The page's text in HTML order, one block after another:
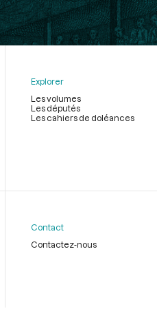
Explorer
Les volumes
Les députés
Les cahiers de doléances
Contact
Contactez-nous